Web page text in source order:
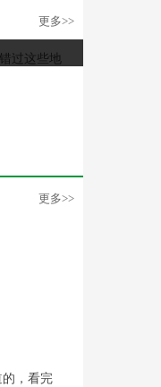
更多>>
更多>>
，看完